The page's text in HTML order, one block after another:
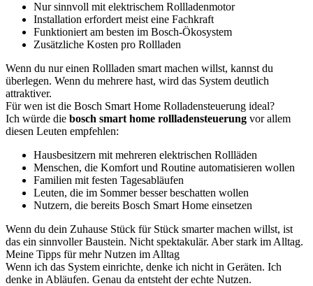
Nur sinnvoll mit elektrischem Rollladenmotor
Installation erfordert meist eine Fachkraft
Funktioniert am besten im Bosch-Ökosystem
Zusätzliche Kosten pro Rollladen
Wenn du nur einen Rollladen smart machen willst, kannst du
überlegen. Wenn du mehrere hast, wird das System deutlich
attraktiver.
Für wen ist die Bosch Smart Home Rolladensteuerung ideal?
Ich würde die bosch smart home rollladensteuerung vor allem
diesen Leuten empfehlen:
Hausbesitzern mit mehreren elektrischen Rollläden
Menschen, die Komfort und Routine automatisieren wollen
Familien mit festen Tagesabläufen
Leuten, die im Sommer besser beschatten wollen
Nutzern, die bereits Bosch Smart Home einsetzen
Wenn du dein Zuhause Stück für Stück smarter machen willst, ist
das ein sinnvoller Baustein. Nicht spektakulär. Aber stark im Alltag.
Meine Tipps für mehr Nutzen im Alltag
Wenn ich das System einrichte, denke ich nicht in Geräten. Ich
denke in Abläufen. Genau da entsteht der echte Nutzen.